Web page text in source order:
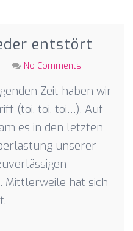
entstört
No Comments
Zeit haben wir
(toi, toi, toi…). Auf
es in den letzten
unserer
Mittlerweile hat sich